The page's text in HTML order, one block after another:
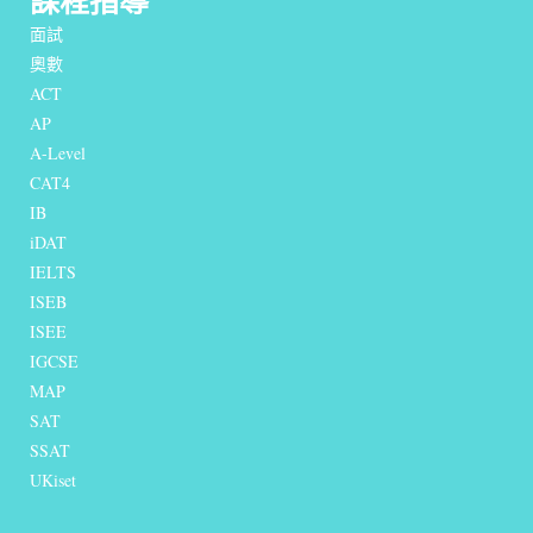
面試
奧數
ACT
AP
A-Level
CAT4
IB
iDAT
IELTS
ISEB
ISEE
IGCSE
MAP
SAT
SSAT
UKiset